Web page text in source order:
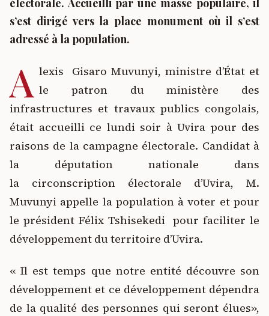
électorale. Accueilli par une masse populaire, il
s’est dirigé vers la place monument où il s’est
adressé à la population.
A lexis Gisaro Muvunyi, ministre d’État et
le patron du ministère des
infrastructures et travaux publics congolais,
était accueilli ce lundi soir à Uvira pour des
raisons de la campagne électorale. Candidat à
la députation nationale dans
la circonscription électorale d’Uvira, M.
Muvunyi appelle la population à voter et pour
le président Félix Tshisekedi pour faciliter le
développement du territoire d’Uvira.
« Il est temps que notre entité découvre son
développement et ce développement dépendra
de la qualité des personnes qui seront élues»,